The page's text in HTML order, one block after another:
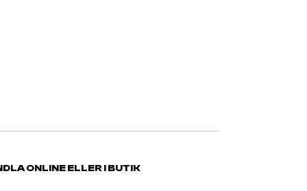
ONLINE ELLER I BUTIK